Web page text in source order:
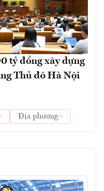
tỷ đồng xây dựng
Thủ đô Hà Nội
Địa phương